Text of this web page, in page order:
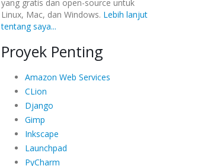
yang gratis dan open-source untuk
Linux, Mac, dan Windows. Lebih lanjut
tentang saya...
Proyek Penting
Amazon Web Services
CLion
Django
Gimp
Inkscape
Launchpad
PyCharm